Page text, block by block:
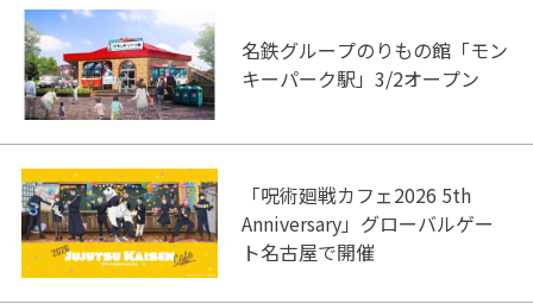
名鉄グループのりもの館「モン
キーパーク駅」3/2オープン
「呪術廻戦カフェ2026 5th
Anniversary」グローバルゲー
ト名古屋で開催